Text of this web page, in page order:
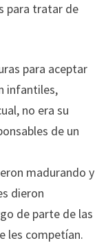
para tratar de
para aceptar
infantiles,
no era su
de un
madurando y
dieron
de parte de las
les competían.